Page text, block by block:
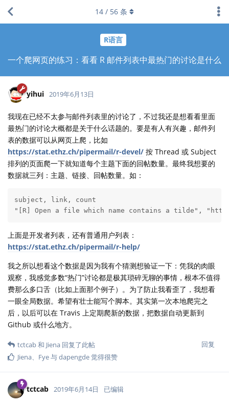
R语言
一个爬网页的练习：看看 R 邮件列表中最热门的讨论是什么
14 / 56 条
yihui 2019年6月13日
我现在已经不太参与邮件列表里的讨论了，不过我还是想看看里面
最热门的讨论大概都是关于什么话题的。要是有人有兴趣，邮件列
表的数据可以从网页上爬，比如
https://stat.ethz.ch/pipermail/r-devel/ 按 Thread 或 Subject
排列的页面爬一下就知道每个主题下面的回帖数量。最终我想要的
数据就三列：主题、链接、回帖数量。如：
subject, link, count
"[R] Open a file which name contains a tilde",
上面是开发者列表，还有普通用户列表：
https://stat.ethz.ch/pipermail/r-help/
我之所以想看这个数据是因为我有个猜测想验证一下：凭我的肉眼
观察，我感觉多数“热门”讨论都是极其琐碎无聊的事情，根本不值得
费那么多口舌（比如上面那个例子）。为了防止我看歪了，我想看
一眼全局数据。希望有壮士能写个脚本。其实第一次本地爬完之
后，以后可以在 Travis 上定期爬新的数据，把数据自动更新到
Github 或什么地方。
回复
tctcab和 Jiena 回复了此帖
Jiena
Fye与dapengde觉得很赞
tctcab 2019年6月14日 已编辑